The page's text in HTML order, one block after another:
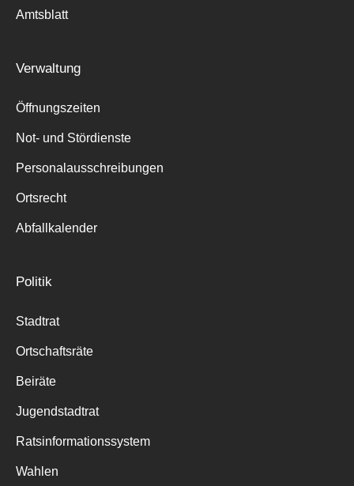
Amtsblatt
Verwaltung
Öffnungszeiten
Not- und Stördienste
Personalausschreibungen
Ortsrecht
Abfallkalender
Politik
Stadtrat
Ortschaftsräte
Beiräte
Jugendstadtrat
Ratsinformationssystem
Wahlen